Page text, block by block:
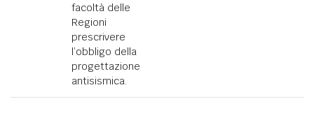
facoltà delle
Regioni
prescrivere
l’obbligo della
progettazione
antisismica.